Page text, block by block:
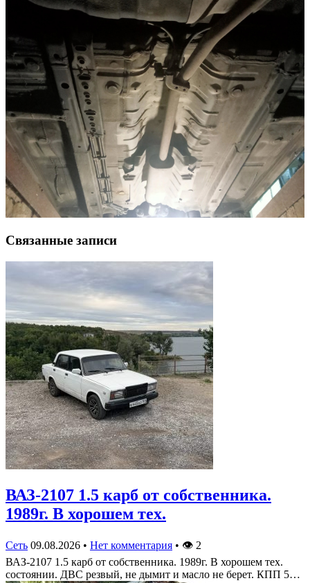
Связанные записи
ВАЗ-2107 1.5 карб от собственника.
1989г. В хорошем тех.
Сеть 09.08.2026 • Нет комментария • 👁 2
ВАЗ-2107 1.5 карб от собственника. 1989г. В хорошем тех.
состоянии. ДВС резвый, не дымит и масло не берет. КПП 5…